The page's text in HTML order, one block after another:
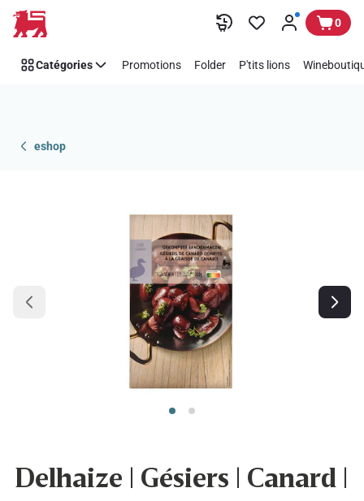
Passer 0
Catégories Promotions Folder P'tits lions
eshop
Delhaize | Gésiers | Canard |